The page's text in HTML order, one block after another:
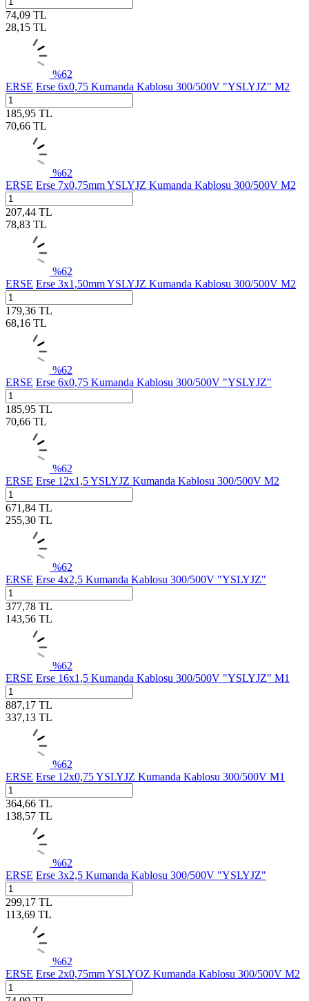
74,09 TL
28,15 TL
%62
ERSE Erse 6x0,75 Kumanda Kablosu 300/500V "YSLYJZ" M2
185,95 TL
70,66 TL
%62
ERSE Erse 7x0,75mm YSLYJZ Kumanda Kablosu 300/500V M2
207,44 TL
78,83 TL
%62
ERSE Erse 3x1,50mm YSLYJZ Kumanda Kablosu 300/500V M2
179,36 TL
68,16 TL
%62
ERSE Erse 6x0,75 Kumanda Kablosu 300/500V "YSLYJZ"
185,95 TL
70,66 TL
%62
ERSE Erse 12x1,5 YSLYJZ Kumanda Kablosu 300/500V M2
671,84 TL
255,30 TL
%62
ERSE Erse 4x2,5 Kumanda Kablosu 300/500V "YSLYJZ"
377,78 TL
143,56 TL
%62
ERSE Erse 16x1,5 Kumanda Kablosu 300/500V "YSLYJZ" M1
887,17 TL
337,13 TL
%62
ERSE Erse 12x0,75 YSLYJZ Kumanda Kablosu 300/500V M1
364,66 TL
138,57 TL
%62
ERSE Erse 3x2,5 Kumanda Kablosu 300/500V "YSLYJZ"
299,17 TL
113,69 TL
%62
ERSE Erse 2x0,75mm YSLYOZ Kumanda Kablosu 300/500V M2